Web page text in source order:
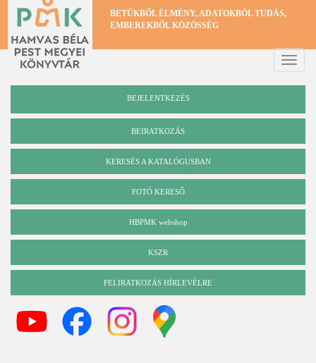
Ugrás
tartalomra
BETŰKBŐL ÉLMÉNY, ADATOKBÓL TUDÁS,
EMBEREKBŐL KÖZÖSSÉG
Toggle
BEJELENTKEZÉS
BEIRATKOZÁS
Katalógus
KERESÉS A KATALÓGUSBAN
FOTÓ KERESŐ
HBPMK webshop
KSZR
FELIRATKOZÁS HÍRLEVÉLRE